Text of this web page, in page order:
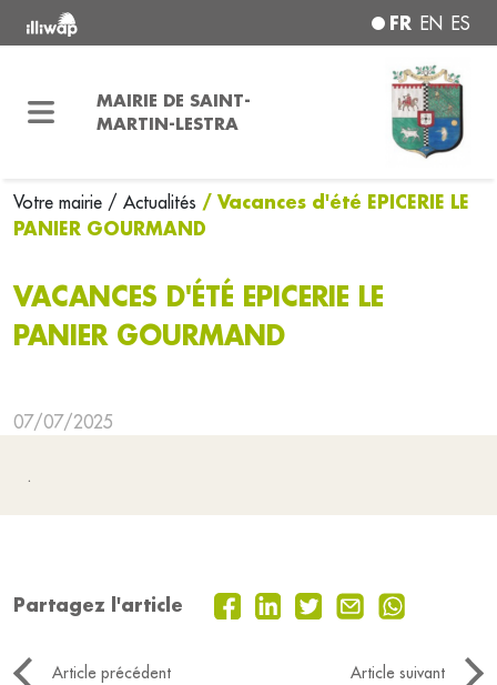
FR EN ES
MAIRIE DE SAINT-
MARTIN-LESTRA
Votre mairie / Actualités / Vacances d'été EPICERIE LE
PANIER GOURMAND
VACANCES D'ÉTÉ EPICERIE LE
PANIER GOURMAND
07/07/2025
.
Partagez l'article
Article précédent
Article suivant